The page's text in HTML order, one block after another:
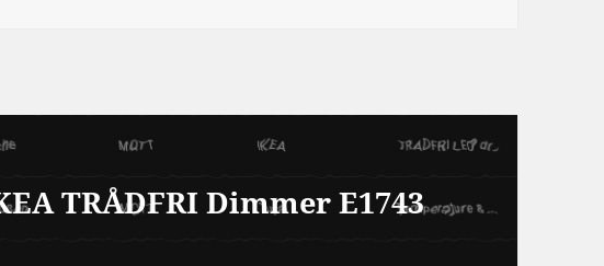
TRÅDFRI Dimmer E1743